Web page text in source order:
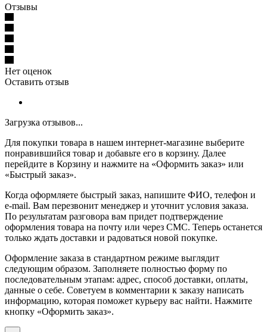
Отзывы
Нет оценок
Оставить отзыв
Загрузка отзывов...
Для покупки товара в нашем интернет-магазине выберите
понравившийся товар и добавьте его в корзину. Далее
перейдите в Корзину и нажмите на «Оформить заказ» или
«Быстрый заказ».
Когда оформляете быстрый заказ, напишите ФИО, телефон и
e-mail. Вам перезвонит менеджер и уточнит условия заказа.
По результатам разговора вам придет подтверждение
оформления товара на почту или через СМС. Теперь останется
только ждать доставки и радоваться новой покупке.
Оформление заказа в стандартном режиме выглядит
следующим образом. Заполняете полностью форму по
последовательным этапам: адрес, способ доставки, оплаты,
данные о себе. Советуем в комментарии к заказу написать
информацию, которая поможет курьеру вас найти. Нажмите
кнопку «Оформить заказ».